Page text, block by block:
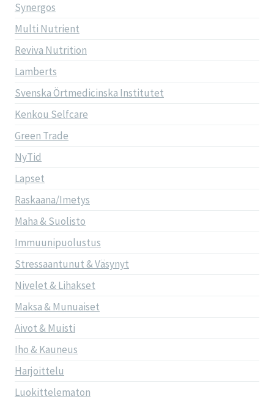
Synergos
Multi Nutrient
Reviva Nutrition
Lamberts
Svenska Örtmedicinska Institutet
Kenkou Selfcare
Green Trade
NyTid
Lapset
Raskaana/Imetys
Maha & Suolisto
Immuunipuolustus
Stressaantunut & Väsynyt
Nivelet & Lihakset
Maksa & Munuaiset
Aivot & Muisti
Iho & Kauneus
Harjoittelu
Luokittelematon